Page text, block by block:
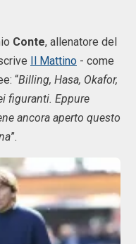
Conte, allenatore del
Il Mattino - come
“Billing, Hasa, Okafor,
figuranti. Eppure
ancora aperto questo
”.